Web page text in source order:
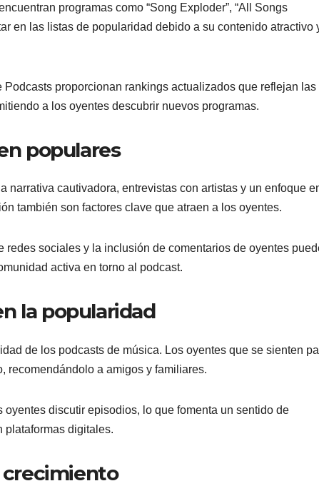
programas como “Song Exploder”, “All Songs
en las listas de popularidad debido a su contenido atractivo
proporcionan rankings actualizados que reflejan las
a los oyentes descubrir nuevos programas.
populares
narrativa cautivadora, entrevistas con artistas y un enfoque
también son factores clave que atraen a los oyentes.
sociales y la inclusión de comentarios de oyentes
activa en torno al podcast.
la popularidad
de los podcasts de música. Los oyentes que se sienten
recomendándolo a amigos y familiares.
discutir episodios, lo que fomenta un sentido de
plataformas digitales.
crecimiento